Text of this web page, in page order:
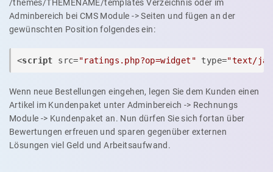
/themes/THEMENAME/templates Verzeichnis oder im
Adminbereich bei CMS Module -> Seiten und fügen an der
gewünschten Position folgendes ein:
<script src="ratings.php?op=widget" type="text/
Wenn neue Bestellungen eingehen, legen Sie dem Kunden einen
Artikel im Kundenpaket unter Adminbereich -> Rechnungs
Module -> Kundenpaket an. Nun dürfen Sie sich fortan über
Bewertungen erfreuen und sparen gegenüber externen
Lösungen viel Geld und Arbeitsaufwand.